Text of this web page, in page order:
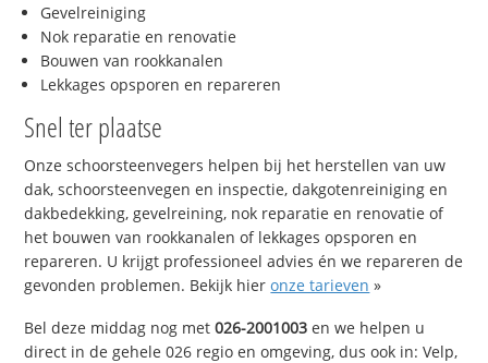
Gevelreiniging
Nok reparatie en renovatie
Bouwen van rookkanalen
Lekkages opsporen en repareren
Snel ter plaatse
Onze schoorsteenvegers helpen bij het herstellen van uw
dak, schoorsteenvegen en inspectie, dakgotenreiniging en
dakbedekking, gevelreining, nok reparatie en renovatie of
het bouwen van rookkanalen of lekkages opsporen en
repareren. U krijgt professioneel advies én we repareren de
gevonden problemen. Bekijk hieronze tarieven »
Bel deze middag nog met026-2001003 en we helpen u
direct in de gehele 026 regio en omgeving, dus ook in: Velp,